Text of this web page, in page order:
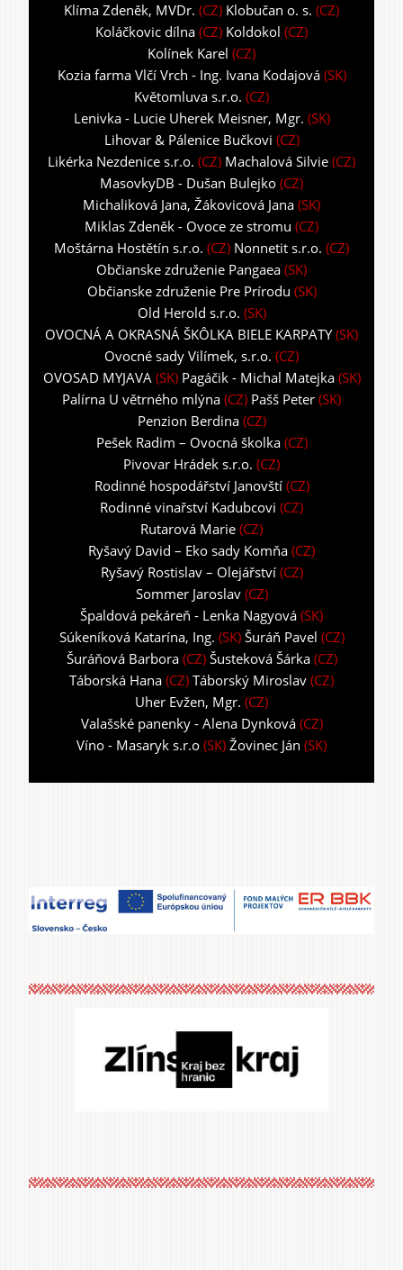
Klíma Zdeněk, MVDr. (CZ) Klobučan o. s. (CZ)
Koláčkovic dílna (CZ) Koldokol (CZ)
Kolínek Karel (CZ)
Kozia farma Vlčí Vrch - Ing. Ivana Kodajová(SK)
Květomluva s.r.o. (CZ)
Lenivka - Lucie Uherek Meisner, Mgr. (SK)
Lihovar & Pálenice Bučkovi (CZ)
Likérka Nezdenice s.r.o. (CZ) Machalová Silvie (CZ)
MasovkyDB - Dušan Bulejko (CZ)
Michaliková Jana, Žákovicová Jana (SK)
Miklas Zdeněk - Ovoce ze stromu (CZ)
Moštárna Hostětín s.r.o. (CZ) Nonnetit s.r.o. (CZ)
Občianske združenie Pangaea (SK)
Občianske združenie Pre Prírodu (SK)
Old Herold s.r.o. (SK)
OVOCNÁ A OKRASNÁ ŠKÔLKA BIELE KARPATY(SK)
Ovocné sady Vilímek, s.r.o. (CZ)
OVOSAD MYJAVA(SK) Pagáčik - Michal Matejka(SK)
Palírna U větrného mlýna (CZ) Pašš Peter (SK)
Penzion Berdina(CZ)
Pešek Radim – Ovocná školka(CZ)
Pivovar Hrádek s.r.o. (CZ)
Rodinné hospodářství Janovští (CZ)
Rodinné vinařství Kadubcovi (CZ)
Rutarová Marie (CZ)
Ryšavý David – Eko sady Komňa (CZ)
Ryšavý Rostislav – Olejářství(CZ)
Sommer Jaroslav(CZ)
Špaldová pekáreň - Lenka Nagyová (SK)
Súkeníková Katarína, Ing. (SK) Šuráň Pavel (CZ)
Šuráňová Barbora(CZ) Šusteková Šárka(CZ)
Táborská Hana (CZ) Táborský Miroslav (CZ)
Uher Evžen, Mgr. (CZ)
Valašské panenky - Alena Dynková(CZ)
Víno - Masaryk s.r.o (SK) Žovinec Ján (SK)